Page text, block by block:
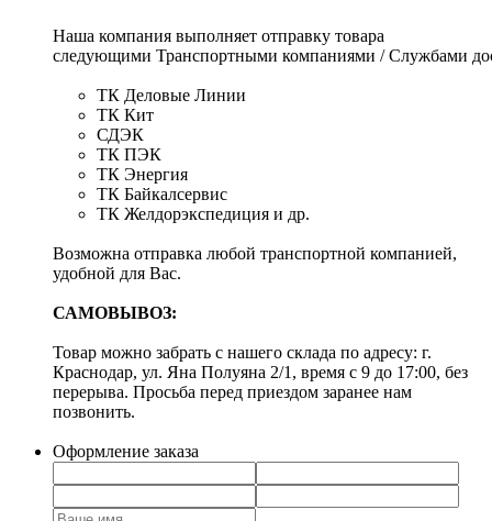
Наша компания выполняет отправку товара
следующими Транспортными компаниями / Службами
ТК Деловые Линии
ТК Кит
СДЭК
ТК ПЭК
ТК Энергия
ТК Байкалсервис
ТК Желдорэкспедиция и др.
Возможна отправка любой транспортной компанией,
удобной для Вас.
САМОВЫВОЗ:
Товар можно забрать с нашего склада по адресу: г.
Краснодар, ул. Яна Полуяна 2/1, время с 9 до 17:00, без
перерыва. Просьба перед приездом заранее нам
позвонить.
Оформление заказа